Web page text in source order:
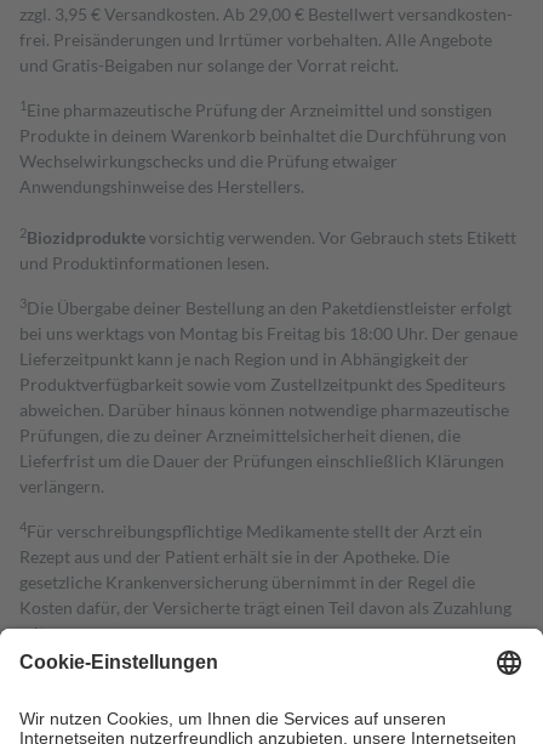
zzgl. 3,95 € Versandkosten. Ab 29,00 € Bestell­wert versand­kosten­
frei. Preisänderungen und Irrtümer vorbehalten. Alle Angebote
und Gratis-Beigaben nur solange der Vorrat reicht.
1 Eine pharmazeutische Prüfung der Arzneimittel und sonstigen
Produkte in deinem Warenkorb beinhaltet die Durchführung von
Wechselwirkungschecks und die Prüfung etwaiger
Anwendungshinweise des Herstellers.
2Biozidproduktevorsichtig verwenden. Vor Gebrauch stets Etikett
und Produktinformationen lesen.
3Die Übergabe deiner Bestellung an den Paketdienstleister erfolgt
bei uns werktags von Montag bis Freitag bis 18:00 Uhr. Der genaue
Lieferzeitpunkt kann je nach Region und in Abhängigkeit der
Produktverfügbarkeit sowie vom Zustellzeitpunkt des Spediteurs
abweichen. Darüber hinaus können notwendige pharmazeutische
Prüfungen, die zu deiner Arzneimittelsicherheit dienen, die
Lieferfrist um die Dauer der Prüfungen einschließlich Klärungen
verlängern.
4Für verschreibungspflichtige Medikamente stellt der Arzt ein
Rezept aus und der Patient erhält sie in der Apotheke. Die
gesetzliche Krankenversicherung übernimmt in der Regel die
Kosten dafür, der Versicherte trägt einen Teil davon als Zuzahlung
mit.
Grundsätzlich leisten Mitglieder Zuzahlungen in Höhe von zehn
höchstens zehn Euro.
Es sind jedoch nie mehr als die tatsächlichen
Kosten der Leistung zu entrichten.